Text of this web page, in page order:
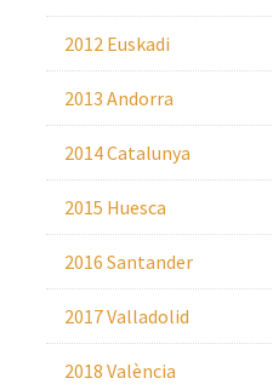
2012 Euskadi
2013 Andorra
2014 Catalunya
2015 Huesca
2016 Santander
2017 Valladolid
2018 València